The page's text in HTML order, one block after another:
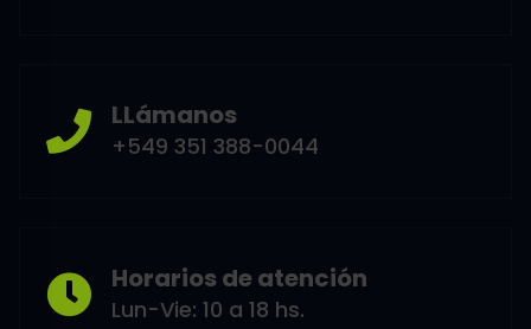
LLámanos
+549 351 388-0044
Horarios de atención
Lun-Vie: 10 a 18 hs.